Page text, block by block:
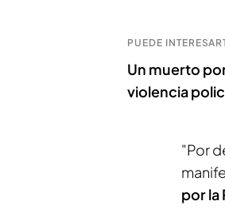
PUEDE
Un muerto
violencia
"Por
por la